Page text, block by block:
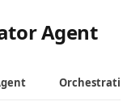
Agent